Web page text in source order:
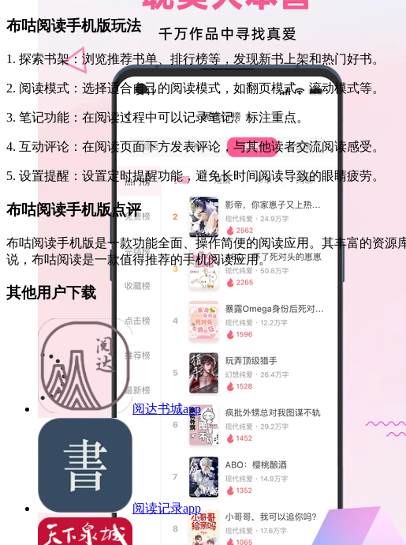
布咕阅读手机版玩法
1. 探索书架：浏览推荐书单、排行榜等，发现新书上架和热门好书。
2. 阅读模式：选择适合自己的阅读模式，如翻页模式、滚动模式等。
3. 笔记功能：在阅读过程中可以记录笔记、标注重点。
4. 互动评论：在阅读页面下方发表评论，与其他读者交流阅读感受。
5. 设置提醒：设置定时提醒功能，避免长时间阅读导致的眼睛疲劳。
布咕阅读手机版点评
布咕阅读手机版是一款功能全面、操作简便的阅读应用。其丰富的资
说，布咕阅读是一款值得推荐的手机阅读应用。
其他用户下载
阅达书城app
阅读记录app